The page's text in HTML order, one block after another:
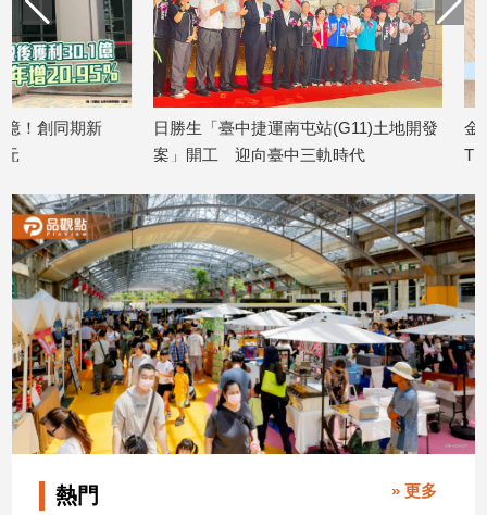
影
音
專
區
作
媒
體
投
稿
專
區
【我
日勝生「臺中捷運南屯站(G11)土地開發
案」開工 迎向臺中三軌時代
金研院、集保、投信
TISA金融教育 將辦
熱門 » 更多